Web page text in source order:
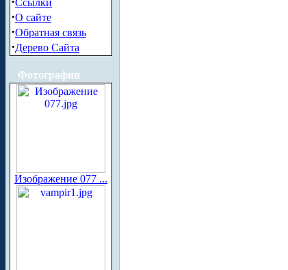
Ссылки
·О сайте
·Обратная связь
·Дерево Сайта
Фотографии
Изображение 077 ...